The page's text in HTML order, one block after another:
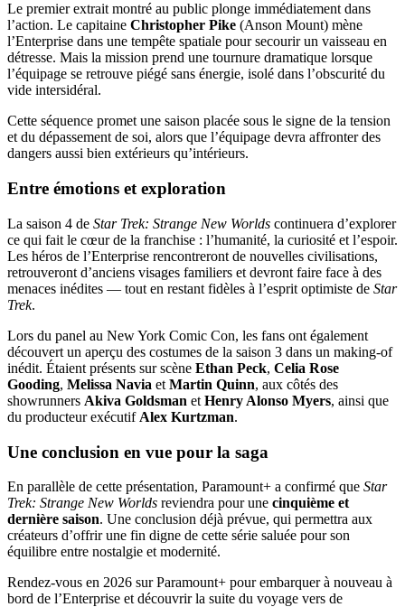
Le premier extrait montré au public plonge immédiatement dans
l’action. Le capitaine Christopher Pike (Anson Mount) mène
l’Enterprise dans une tempête spatiale pour secourir un vaisseau en
détresse. Mais la mission prend une tournure dramatique lorsque
l’équipage se retrouve piégé sans énergie, isolé dans l’obscurité du
vide intersidéral.
Cette séquence promet une saison placée sous le signe de la tension
et du dépassement de soi, alors que l’équipage devra affronter des
dangers aussi bien extérieurs qu’intérieurs.
Entre émotions et exploration
La saison 4 de Star Trek: Strange New Worlds continuera d’explorer
ce qui fait le cœur de la franchise : l’humanité, la curiosité et l’espoir.
Les héros de l’Enterprise rencontreront de nouvelles civilisations,
retrouveront d’anciens visages familiers et devront faire face à des
menaces inédites — tout en restant fidèles à l’esprit optimiste de Star
Trek.
Lors du panel au New York Comic Con, les fans ont également
découvert un aperçu des costumes de la saison 3 dans un making-of
inédit. Étaient présents sur scène Ethan Peck, Celia Rose
Gooding, Melissa Navia et Martin Quinn, aux côtés des
showrunners Akiva Goldsman et Henry Alonso Myers, ainsi que
du producteur exécutif Alex Kurtzman.
Une conclusion en vue pour la saga
En parallèle de cette présentation, Paramount+ a confirmé que Star
Trek: Strange New Worlds reviendra pour une cinquième et
dernière saison. Une conclusion déjà prévue, qui permettra aux
créateurs d’offrir une fin digne de cette série saluée pour son
équilibre entre nostalgie et modernité.
Rendez-vous en 2026 sur Paramount+ pour embarquer à nouveau à
bord de l’Enterprise et découvrir la suite du voyage vers de